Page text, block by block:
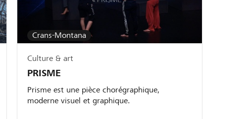
Crans-Montana
Culture & art
PRISME
Prisme est une pièce chorégraphique,
moderne visuel et graphique.